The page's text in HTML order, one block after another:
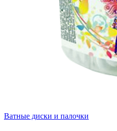
Ватные диски и палочки